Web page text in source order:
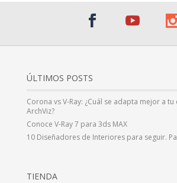
ÚLTIMOS POSTS
Corona vs V-Ray: ¿Cuál se adapta mejor a
ArchViz?
Conoce V-Ray 7 para 3ds MAX
10 Diseñadores de Interiores para seguir.
TIENDA